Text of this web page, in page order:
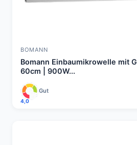
BOMANN
Bomann Einbaumikrowelle mit
60cm | 900W...
4,0
Gut